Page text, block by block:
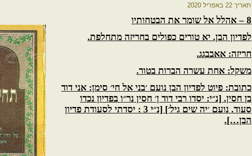
תאריך 22 באפריל 2020
8 – אהלל אל שומר את הבטחותיו
לפדיון הבן. יא טורים כפולים בחריזה מתחלפת.
חריזה: אאבבגג.
משקל: אחת עשרה הברות בטור.
כתובת: פיוט לפדיון הבן נועם ׳בני אל חי׳ סימן: אני דוד
בן חסין. [נ״י: יסדו רבי דוד ן׳ חסין נר״ו בפדיון נכדו
סעוד. נועם ׳יה שים גיל׳] [נ״י
3 : יסדתי לסעודת פדיון
הבן…].